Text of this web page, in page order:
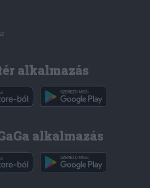
alkalmazás
alkalmazás